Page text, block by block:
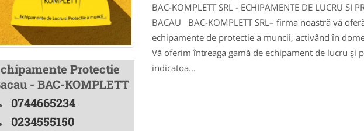
Protectie
- BAC-KOMPLETT
0744665234
0234555150
BAC-KOMPLETT SRL - ECHIPAMENTE DE LUCRU SI
BACAU BAC-KOMPLETT SRL– firma noastră vă
echipamente de protectie a muncii, activând în
Vă oferim întreaga gamă de echipament de lucru și
indicatoa...